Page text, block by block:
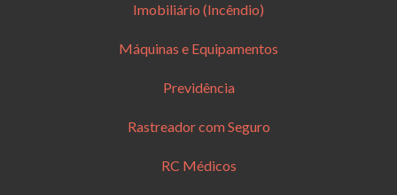
Imobiliário (Incêndio)
Máquinas e Equipamentos
Previdência
Rastreador com Seguro
RC Médicos